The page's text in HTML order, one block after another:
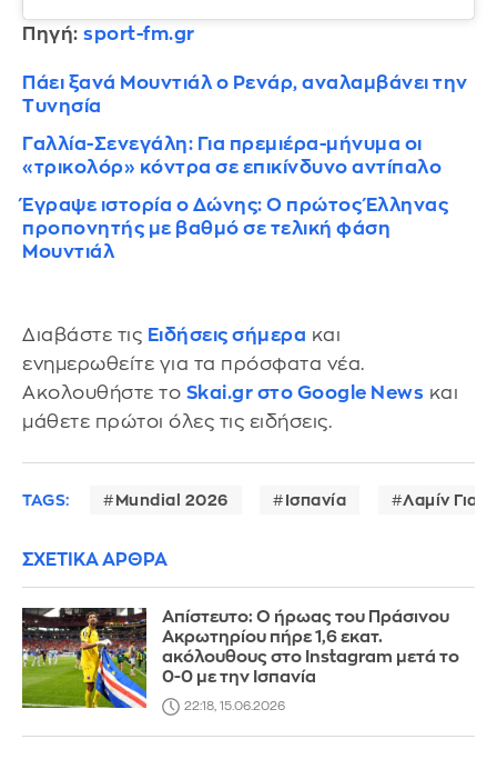
Πηγή: sport-fm.gr
Πάει ξανά Μουντιάλ ο Ρενάρ, αναλαμβάνει την
Τυνησία
Γαλλία-Σενεγάλη: Για πρεμιέρα-μήνυμα οι
«τρικολόρ» κόντρα σε επικίνδυνο αντίπαλο
Έγραψε ιστορία ο Δώνης: Ο πρώτος Έλληνας
προπονητής με βαθμό σε τελική φάση
Μουντιάλ
Διαβάστε τις Ειδήσεις σήμερα και
ενημερωθείτε για τα πρόσφατα νέα.
Ακολουθήστε το Skai.gr στο Google News και
μάθετε πρώτοι όλες τις ειδήσεις.
TAGS: Mundial 2026 Ισπανία Λαμίν
ΣΧΕΤΙΚΑ ΑΡΘΡΑ
Απίστευτο: Ο ήρωας του Πράσινου
Ακρωτηρίου πήρε 1,6 εκατ.
ακόλουθους στο Instagram μετά το
0-0 με την Ισπανία
22:18, 15.06.2026